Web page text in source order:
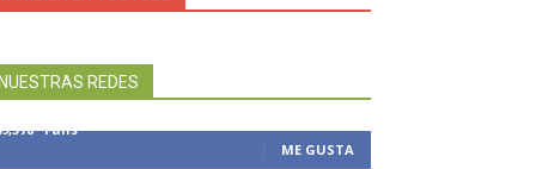
NUESTRAS REDES
Fans
ME GUSTA